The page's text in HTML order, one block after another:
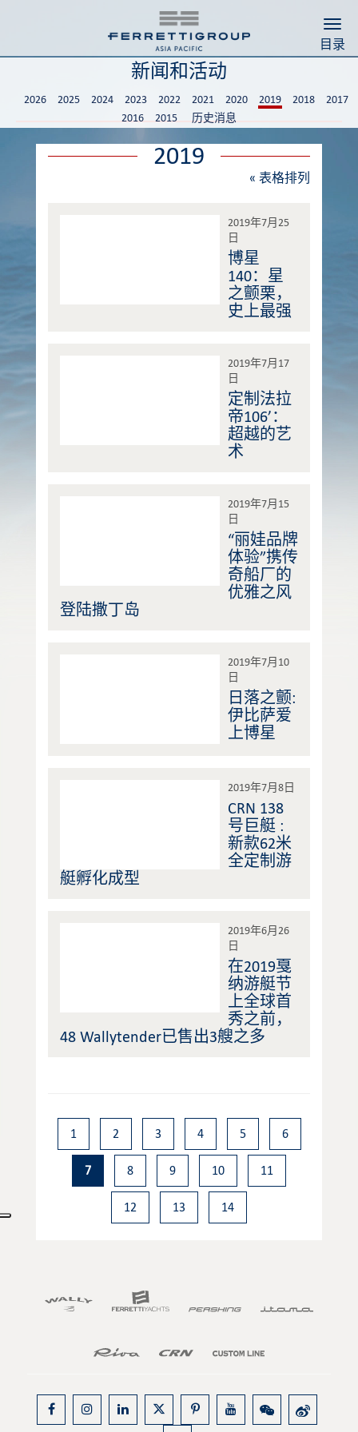
目录
新闻和活动
2026 2025 2024 2023 2022 2021 2020 2019 2018
2017
2016
2015 历史消息
2019
« 表格排列
2019年7月25
日
博星
140：星
之颤栗，
史上最强
2019年7月17
日
定制法拉
帝106’：
超越的艺
术
2019年7月15
日
“丽娃品牌
体验”携传
奇船厂的
优雅之风
登陆撒丁岛
2019年7月10
日
日落之颤:
伊比萨爱
上博星
2019年7月8日
CRN 138
号巨艇 :
新款62米
全定制游
艇孵化成型
2019年6月26
日
在2019戛
纳游艇节
上全球首
秀之前，
48 Wallytender已售出3艘之多
1 2 3 4 5 6
7 8 9 10 11
12 13 14